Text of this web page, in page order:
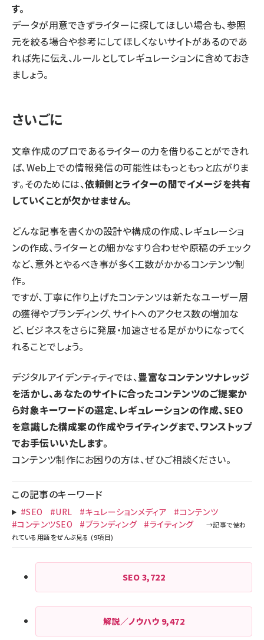
す。
データが用意できずライターに探してほしい場合も、参照
元を絞る場合や参考にしてほしくないサイトがあるのであ
れば先に伝え、ルールとしてレギュレーションに含めておき
ましょう。
さいごに
文章作成のプロであるライターの力を借りることができれ
ば、Web上での情報発信の可能性はもっともっと広がりま
す。そのためには、依頼側とライターの間でイメージを共有
していくことが欠かせません。
どんな記事を書くかの設計や構成の作成、レギュレーショ
ンの作成、ライターとの細かなすり合わせや原稿のチェック
など、意外とやるべき事が多く工数がかかるコンテンツ制
作。
ですが、丁寧に作り上げたコンテンツは新たなユーザー層
の獲得やブランディング、サイトへのアクセス数の増加な
ど、ビジネスをさらに発展・加速させる足がかりになってく
れることでしょう。
デジタルアイデンティティでは、豊富なコンテンツナレッジ
を活かし、あなたのサイトに合ったコンテンツのご提案か
ら対象キーワードの選定、レギュレーションの作成、SEO
を意識した構成案の作成やライティングまで、ワンストップ
でお手伝いいたします。
コンテンツ制作にお困りの方は、ぜひご相談ください。
この記事のキーワード
#SEO #URL #キュレーションメディア
#コンテンツ
#コンテンツSEO
#ブランディング #ライティング
SEO 3,722
解説／ノウハウ 9,472